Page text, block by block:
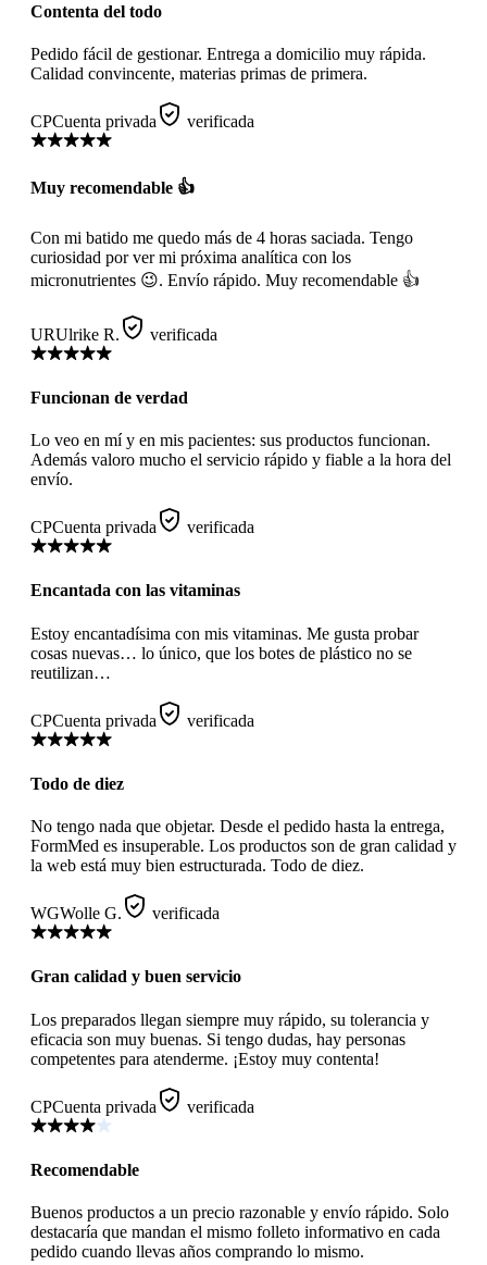
Contenta del todo
Pedido fácil de gestionar. Entrega a domicilio muy rápida.
Calidad convincente, materias primas de primera.
CPCuenta privada verificada
Muy recomendable 👍
Con mi batido me quedo más de 4 horas saciada. Tengo
curiosidad por ver mi próxima analítica con los
micronutrientes 😉. Envío rápido. Muy recomendable 👍
URUlrike R. verificada
Funcionan de verdad
Lo veo en mí y en mis pacientes: sus productos funcionan.
Además valoro mucho el servicio rápido y fiable a la hora del
envío.
CPCuenta privada verificada
Encantada con las vitaminas
Estoy encantadísima con mis vitaminas. Me gusta probar
cosas nuevas… lo único, que los botes de plástico no se
reutilizan…
CPCuenta privada verificada
Todo de diez
No tengo nada que objetar. Desde el pedido hasta la entrega,
FormMed es insuperable. Los productos son de gran calidad y
la web está muy bien estructurada. Todo de diez.
WGWolle G. verificada
Gran calidad y buen servicio
Los preparados llegan siempre muy rápido, su tolerancia y
eficacia son muy buenas. Si tengo dudas, hay personas
competentes para atenderme. ¡Estoy muy contenta!
CPCuenta privada verificada
Recomendable
Buenos productos a un precio razonable y envío rápido. Solo
destacaría que mandan el mismo folleto informativo en cada
pedido cuando llevas años comprando lo mismo.